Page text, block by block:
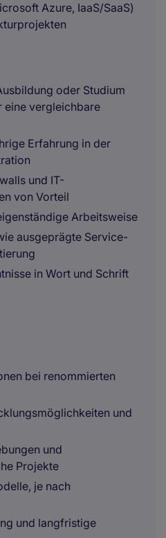
Azure, IaaS/SaaS)
oder Studium
eine vergleichbare
Erfahrung in der
und IT-
von Vorteil
Arbeitsweise
ausgeprägte Service-
in Wort und Schrift
bei renommierten
und
und
Projekte
je nach
und langfristige